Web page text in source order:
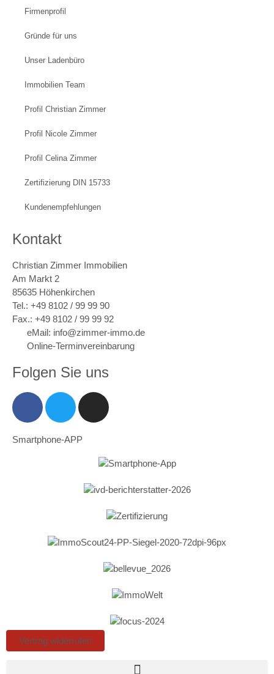
Firmenprofil
Gründe für uns
Unser Ladenbüro
Immobilien Team
Profil Christian Zimmer
Profil Nicole Zimmer
Profil Celina Zimmer
Zertifizierung DIN 15733
Kundenempfehlungen
Kontakt
Christian Zimmer Immobilien
Am Markt 2
85635 Höhenkirchen
Tel.: +49 8102 / 99 99 90
Fax.: +49 8102 / 99 99 92
eMail: info@zimmer-immo.de
Online-Terminvereinbarung
Folgen Sie uns
Smartphone-APP
Vertrag widerrufen